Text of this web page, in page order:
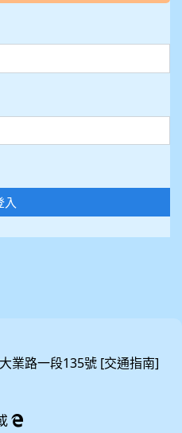
入
業路一段135號 [交通指南]